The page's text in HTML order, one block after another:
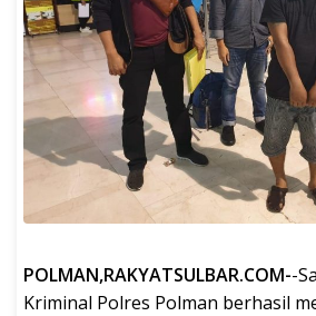
POLMAN,RAKYATSULBAR.COM--
Kriminal Polres Polman berhasil